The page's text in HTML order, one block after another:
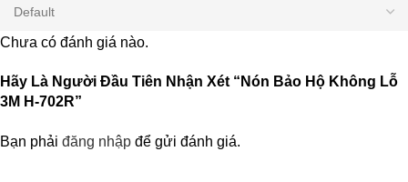
Chưa có đánh giá nào.
Hãy Là Người Đầu Tiên Nhận Xét “Nón Bảo Hộ Không Lỗ
3M H-702R”
Bạn phải đăng nhập để gửi đánh giá.